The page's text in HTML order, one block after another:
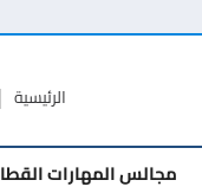
الرئيسية
مجالس المهارات